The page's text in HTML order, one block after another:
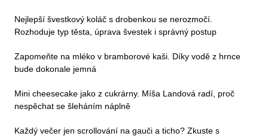
Nejlepší švestkový koláč s drobenkou se nerozmočí.
Rozhoduje typ těsta, úprava švestek i správný postup
Zapomeňte na mléko v bramborové kaši. Díky vodě z hrnce
bude dokonale jemná
Mini cheesecake jako z cukrárny. Míša Landová radí, proč
nespěchat se šleháním náplně
Každý večer jen scrollování na gauči a ticho? Zkuste s